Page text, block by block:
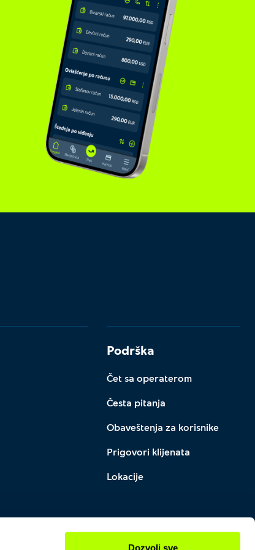
Dozvoli sve
Podrška
Čet sa operaterom
Česta pitanja
Obaveštenja za korisnike
Prigovori klijenata
Lokacije